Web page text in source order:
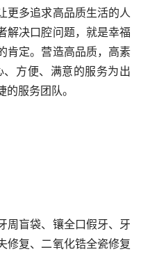
更多追求高品质生活的人
解决口腔问题，就是幸福
肯定。营造高品质，高素
方便、满意的服务为出
服务团队。
周盲袋、镶全口假牙、牙
修复、二氧化锆全瓷修复